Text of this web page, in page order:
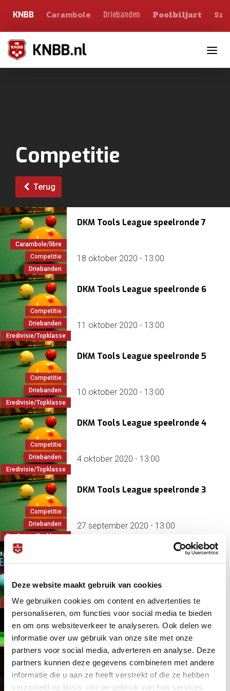
Deze website maakt gebruik van cookies
We gebruiken cookies om content en advertenties te
personaliseren, om functies voor social media te bieden
en om ons websiteverkeer te analyseren. Ook delen we
informatie over uw gebruik van onze site met onze
partners voor social media, adverteren en analyse. Deze
partners kunnen deze gegevens combineren met andere
informatie die u aan ze heeft verstrekt of die ze hebben
verzameld op basis van uw gebruik van hun services.
KNBB Carambole Driebanden Poolbiljart
Competitie
Terug
Carambole/libre
Competitie
Driebanden
DKM Tools League speelronde 7
18 oktober 2020 - 13:00
Competitie
Driebanden
Eredivisie/Topklasse
DKM Tools League speelronde 6
11 oktober 2020 - 13:00
Competitie
Driebanden
Eredivisie/Topklasse
DKM Tools League speelronde 5
10 oktober 2020 - 13:00
Competitie
Driebanden
Eredivisie/Topklasse
DKM Tools League speelronde 4
4 oktober 2020 - 13:00
Competitie
Driebanden
Eredivisie/Topklasse
DKM Tools League speelronde 3
27 september 2020 - 13:00
Sponsoring/contract
Wordt jouw bedrijf de nieuwe
naamgever van de Eredivisie
5 jaar 11 maanden
Inschrijving Teamcompetitie
Snooker geopend
5 jaar 11 maandengeleden